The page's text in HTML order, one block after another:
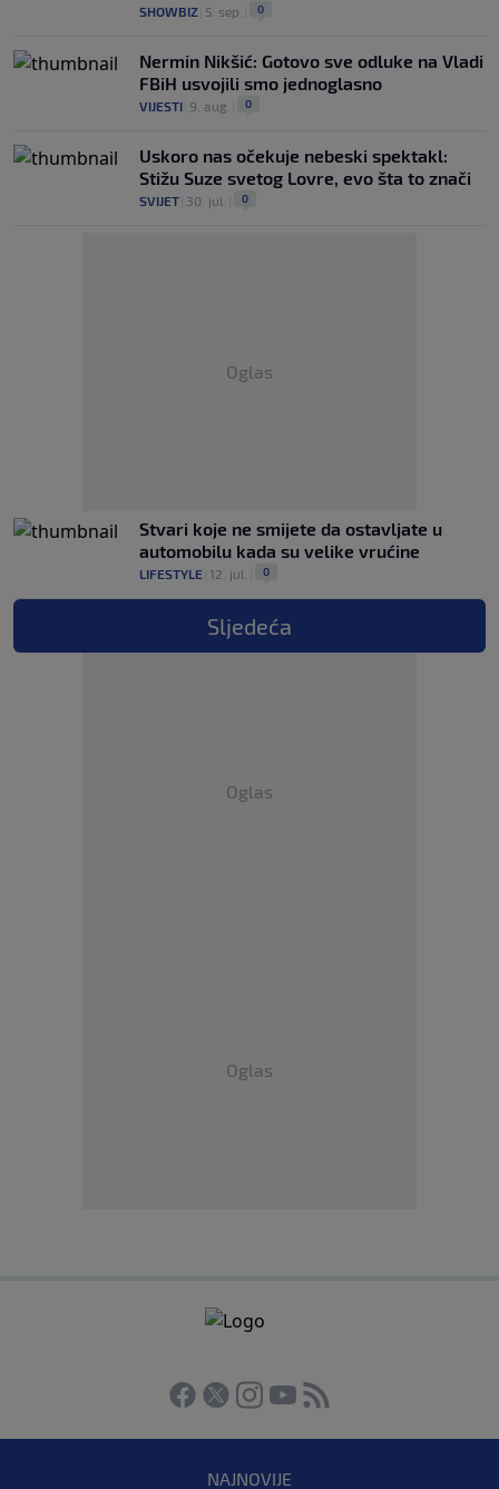
SHOWBIZ 5. sep. 0
Nermin Nikšić: Gotovo sve odluke na Vladi
FBiH usvojili smo jednoglasno
VIJESTI 9. aug. 0
Uskoro nas očekuje nebeski spektakl:
Stižu Suze svetog Lovre, evo šta to znači
SVIJET 30. jul. 0
Oglas
Stvari koje ne smijete da ostavljate u
automobilu kada su velike vrućine
LIFESTYLE 12. jul. 0
Sljedeća
Oglas
Oglas
NAJNOVIJE